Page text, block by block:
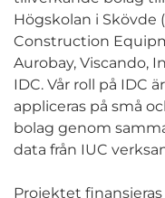
Högskolan i Skövde
Construction
Aurobay, Viscando,
IDC. Vår roll på IDC
appliceras på små
bolag genom
data från IUC
Projektet finansieras